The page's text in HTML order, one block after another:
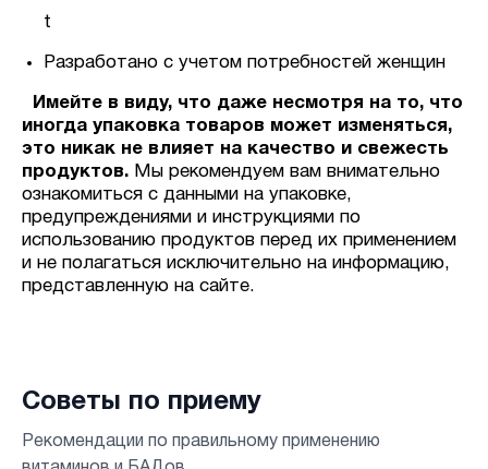
t
Разработано с учетом потребностей женщин
Имейте в виду, что даже несмотря на то, что
иногда упаковка товаров может изменяться,
это никак не влияет на качество и свежесть
продуктов. Мы рекомендуем вам внимательно
ознакомиться с данными на упаковке,
предупреждениями и инструкциями по
использованию продуктов перед их применением
и не полагаться исключительно на информацию,
представленную на сайте.
Советы по приему
Рекомендации по правильному применению